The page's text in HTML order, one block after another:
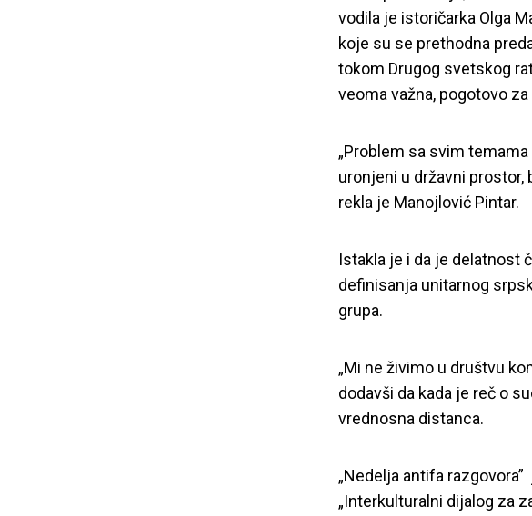
vodila je istoričarka Olga
koje su se prethodna
tokom Drugog svetskog
veoma važna, pogotovo
„Problem sa svim
uronjeni u državni prostor,
rekla je Manojlović Pintar.
Istakla je i da je delatnost
definisanja unitarnog
grupa.
„Mi ne živimo u društvu
dodavši da kada je reč o
vrednosna distanca.
„Nedelja antifa
„Interkulturalni dijalog za